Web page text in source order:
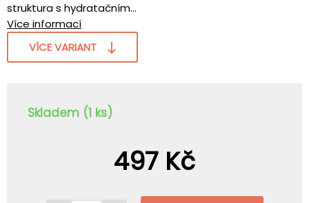
struktura s hydratačním...
Více informací
VÍCE VARIANT
Skladem (1 ks)
497 Kč